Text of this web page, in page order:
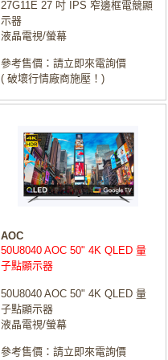
27G11E 27 吋 IPS 窄邊框電競顯
示器
液晶電視/螢幕
參考售價：請立即來電詢價
( 破壞行情廠商施壓！)
AOC
50U8040 AOC 50" 4K QLED 量
子點顯示器
50U8040 AOC 50" 4K QLED 量
子點顯示器
液晶電視/螢幕
參考售價：請立即來電詢價